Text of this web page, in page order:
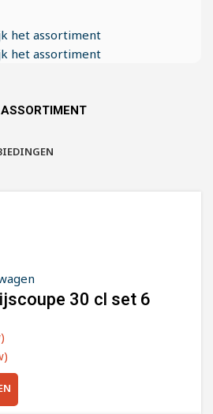
het assortiment
het assortiment
30 cl set 6